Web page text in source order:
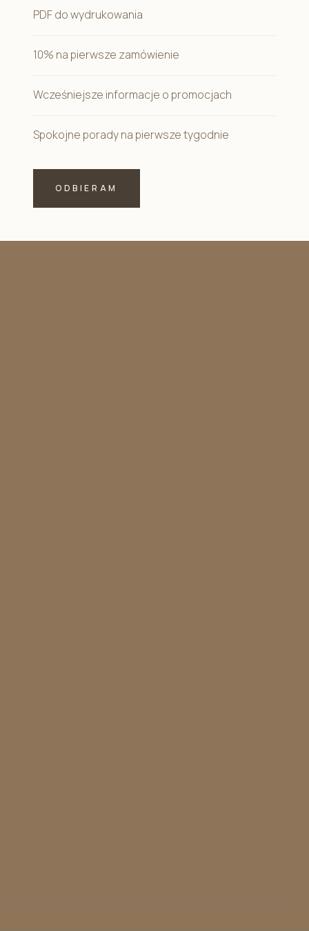
PDF do wydrukowania
10% na pierwsze zamówienie
Wcześniejsze informacje o promocjach
Spokojne porady na pierwsze tygodnie
ODBIERAM